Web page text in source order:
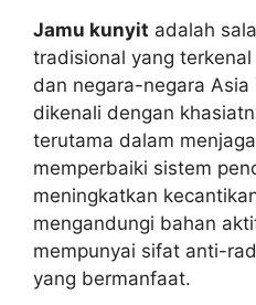
Jamu kunyit adalah
tradisional yang
dan negara-negara Asia
dikenali dengan
terutama dalam
memperbaiki sistem
meningkatkan
mengandungi bahan
mempunyai sifat anti-
yang bermanfaat.